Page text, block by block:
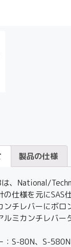
製品の仕様
、National/
仕様を元にSAS
チレバーにボロ
ミカンチレバー
：S-80N、S-